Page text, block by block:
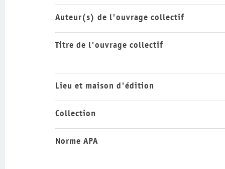
Auteur(s) de l'ouvrage collectif
Titre de l'ouvrage collectif
Lieu et maison d'édition
Collection
Norme APA